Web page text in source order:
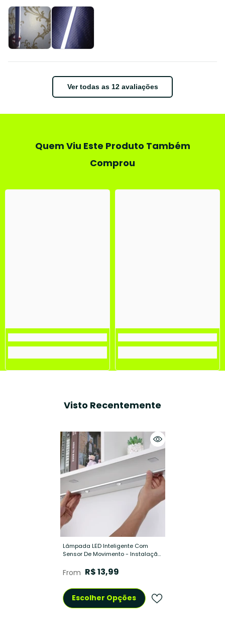
Ver todas as 12 avaliações
Quem Viu Este Produto Também
Comprou
Visto Recentemente
Lâmpada LED Inteligente Com
Sensor De Movimento - Instalação
From R$ 13,99
Escolher Opções